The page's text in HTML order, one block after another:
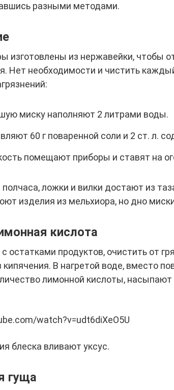
разными методами.
изготовлены из нержавейки, чтобы
Нет необходимости и чистить
миску наполняют 2 литрами воды.
60 г поваренной соли и 2 ст. л.
помещают приборы и ставят на
полчаса, ложки и вилки достают из
изделия из мельхиора, но дно
кислота
остатками продуктов, очистить от
В нагретой воде, вместо
лимонной кислоты, насыпают
watch?v=udt6diXeO5U
блеска вливают уксус.
гуща